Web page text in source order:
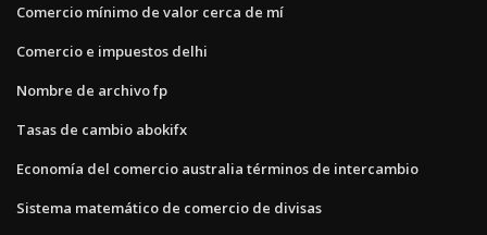
Comercio mínimo de valor cerca de mí
Comercio e impuestos delhi
Nombre de archivo fp
Tasas de cambio abokifx
Economía del comercio australia términos de intercambio
Sistema matemático de comercio de divisas